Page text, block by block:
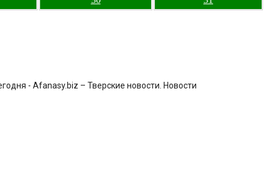
- Afanasy.biz – Тверские новости. Новости